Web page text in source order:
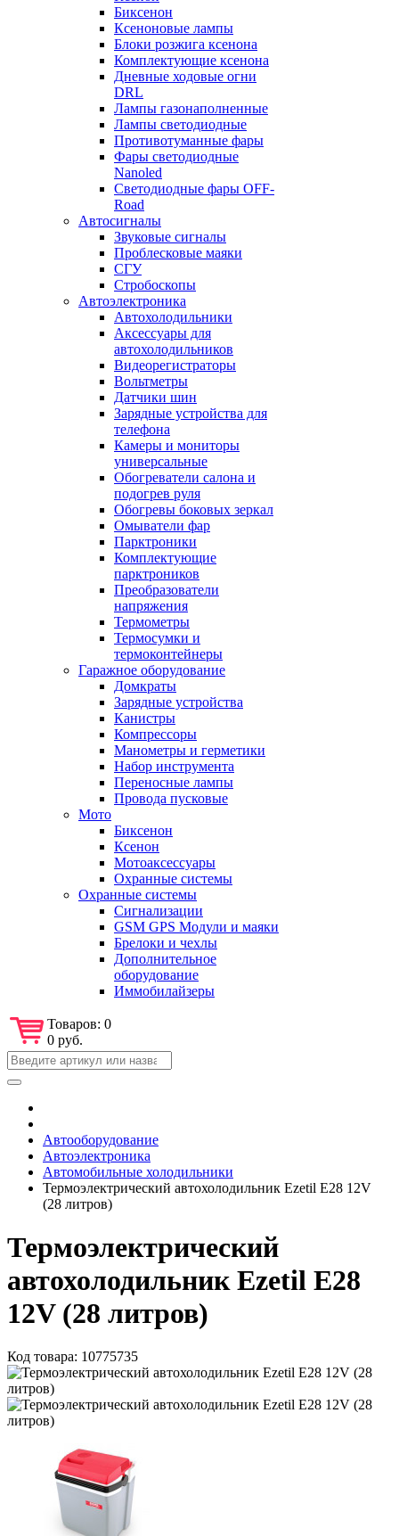
Биксенон
Ксеноновые лампы
Блоки розжига ксенона
Комплектующие ксенона
Дневные ходовые огни
DRL
Лампы газонаполненные
Лампы светодиодные
Противотуманные фары
Фары светодиодные
Nanoled
Светодиодные фары OFF-
Road
Автосигналы
Звуковые сигналы
Проблесковые маяки
СГУ
Стробоскопы
Автоэлектроника
Автохолодильники
Аксессуары для
автохолодильников
Видеорегистраторы
Вольтметры
Датчики шин
Зарядные устройства для
телефона
Камеры и мониторы
универсальные
Обогреватели салона и
подогрев руля
Обогревы боковых зеркал
Омыватели фар
Парктроники
Комплектующие
парктроников
Преобразователи
напряжения
Термометры
Термосумки и
термоконтейнеры
Гаражное оборудование
Домкраты
Зарядные устройства
Канистры
Компрессоры
Манометры и герметики
Набор инструмента
Переносные лампы
Провода пусковые
Мото
Биксенон
Ксенон
Мотоаксессуары
Охранные системы
Охранные системы
Сигнализации
GSM GPS Модули и маяки
Брелоки и чехлы
Дополнительное
оборудование
Иммобилайзеры
Товаров: 0
0 руб.
Автооборудование
Автоэлектроника
Автомобильные холодильники
Термоэлектрический автохолодильник Ezetil E28 12V
(28 литров)
Термоэлектрический
автохолодильник Ezetil E28
12V (28 литров)
Код товара: 10775735